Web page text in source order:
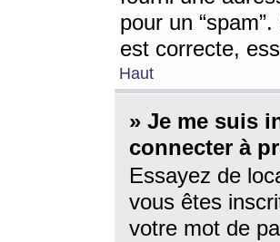
pour un
est correcte,
Haut
» Je me suis
connecter à
Essayez de
vous êtes
votre mot de